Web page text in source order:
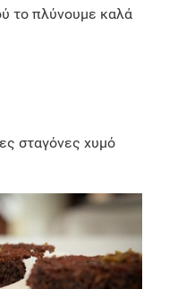
το πλύνουμε καλά
σταγόνες χυμό